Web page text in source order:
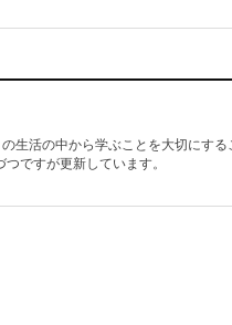
の生活の中から学ぶことを大切にす
ですが更新しています。